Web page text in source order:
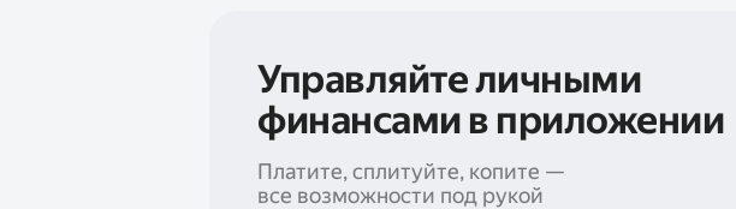
Управляйте личными
финансами в приложении
Платите, сплитуйте, копите —
все возможности под рукой